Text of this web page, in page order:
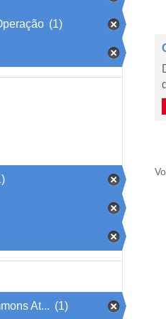
(1)
At... (1)